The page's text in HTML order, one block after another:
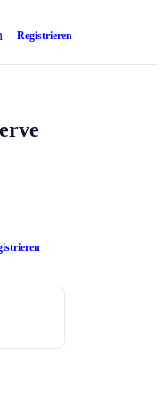
Registrieren